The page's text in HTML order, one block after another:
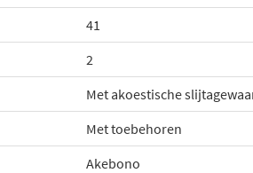
41
2
Met akoestische
Met toebehoren
Akebono